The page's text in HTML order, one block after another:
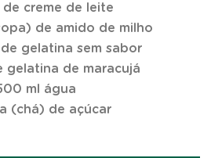
de creme de leite
de amido de milho
gelatina sem sabor
gelatina de maracujá
ml água
(chá) de açúcar